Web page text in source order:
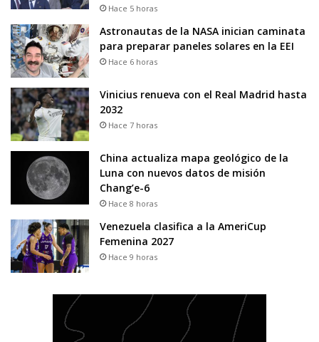
Hace 5 horas
Astronautas de la NASA inician caminata
para preparar paneles solares en la EEI
Hace 6 horas
Vinicius renueva con el Real Madrid hasta
2032
Hace 7 horas
China actualiza mapa geológico de la
Luna con nuevos datos de misión
Chang’e-6
Hace 8 horas
Venezuela clasifica a la AmeriCup
Femenina 2027
Hace 9 horas